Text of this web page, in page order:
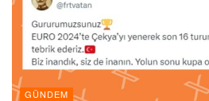
GÜNDEM